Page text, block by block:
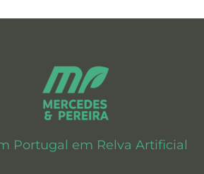
Portugal em Relva Artificial